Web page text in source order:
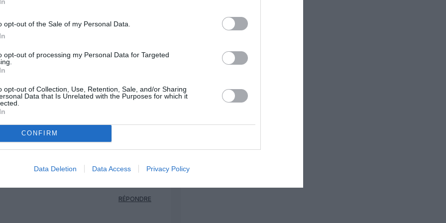
opt-out of the Sale of my Personal Data.
opt-out of processing my Personal Data for Targeted
opt-out of Collection, Use, Retention, Sale, and/or Sharing
Data that Is Unrelated with the Purposes for which it
CONFIRM
Data Deletion Data Access Privacy Policy
que l’A320 (ou B737) ne
est quand même un pays de
moitié de l’Europe à elle toute seule !
:
en termes de consommation
à cause d’un surpoids qui fut de
exemplaires.
article/le-surpoids-
24 novembre 2014 - 23 h 14
RÉPONDRE